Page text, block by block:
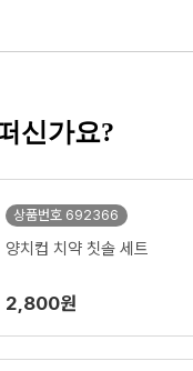
신가요?
상품번호 692366
양치컵 치약 칫솔 세트
2,800원